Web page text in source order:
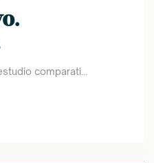
comparati...